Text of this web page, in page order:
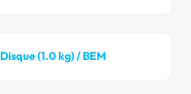
Disque (1.0 kg) / BEM